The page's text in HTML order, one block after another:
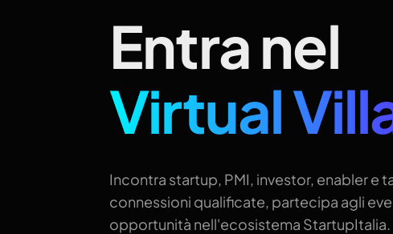
Entra nel
Virtual
Incontra startup, PMI, investor, enabler e
connessioni qualificate, partecipa agli
opportunità nell'ecosistema StartupItalia.